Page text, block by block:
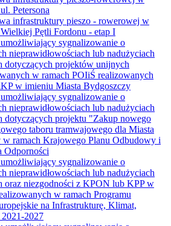
Petersona
infrastruktury pieszo - rowerowej w
Pętli Fordonu - etap I
sygnalizowanie o
nieprawidłowościach lub nadużyciach
dotyczących projektów unijnych
w ramach POIiŚ realizowanych
w imieniu Miasta Bydgoszczy
sygnalizowanie o
nieprawidłowościach lub nadużyciach
dotyczących projektu "Zakup nowego
taboru tramwajowego dla Miasta
w ramach Krajowego Planu Odbudowy i
Odporności
sygnalizowanie o
nieprawidłowościach lub nadużyciach
oraz niezgodności z KPON lub KPP w
w ramach Programu
na Infrastrukturę, Klimat,
2027